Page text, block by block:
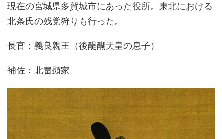
現在の宮城県多賀城市にあった役所。東北における
北条氏の残党狩りも行った。
長官：義良親王（後醍醐天皇の息子）
補佐：北畠顕家